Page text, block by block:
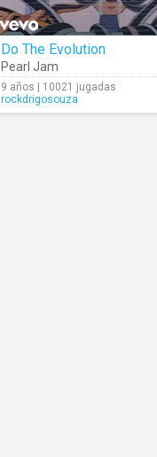
Do The Evolution
Pearl Jam
9 años | 10021 jugadas
rockdrigosouza